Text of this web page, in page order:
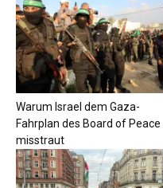
Warum Israel dem Gaza-
Fahrplan des Board of Peace
misstraut